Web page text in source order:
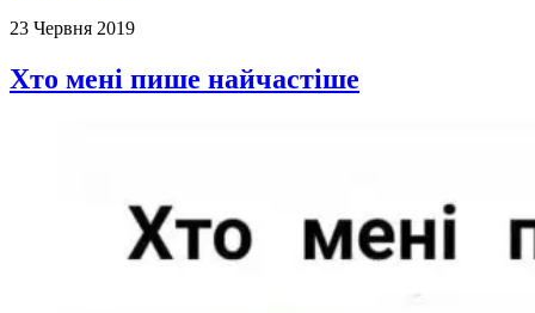
23 Червня 2019
Хто мені пише найчастіше